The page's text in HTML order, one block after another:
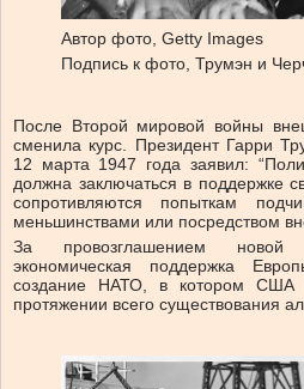
Автор фото, Getty Images
Подпись к фото, Трумэн и
После Второй мировой войны
сменила курс. Президент Гарри
12 марта 1947 года заявил:
должна заключаться в поддержке
сопротивляются попыткам
меньшинствами или посредством
За провозглашением новой
экономическая поддержка
создание НАТО, в котором США
протяжении всего существования